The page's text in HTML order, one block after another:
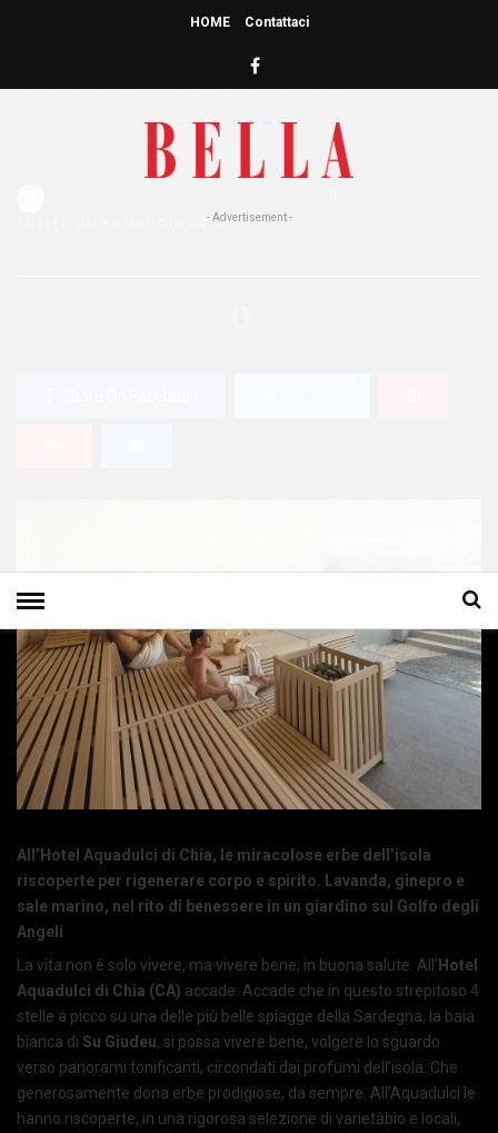
HOME Contattaci
- Advertisement -
Hotel Aquadulci di Chia:
sognando un massaggio al
sapore di Sardegna
POSTED ON 30 MAGGIO 2016
All’Hotel Aquadulci di Chia, le miracolose erbe dell’isola
riscoperte per rigenerare corpo e spirito. Lavanda, ginepro e
sale marino, nel rito di benessere in un giardino sul Golfo degli
Angeli
La vita non è solo vivere, ma vivere bene, in buona salute. All’ Hotel
Aquadulci di Chia (CA) accade. Accade che in questo strepitoso 4
stelle a picco su una delle più belle spiagge della Sardegna, la baia
bianca di Su Giudeu, si possa vivere bene, volgere lo sguardo
verso panorami tonificanti, circondati dai profumi dell’isola. Che
generosamente dona erbe prodigiose, da sempre. All’Aquadulci le
hanno riscoperte, in una rigorosa selezione di varietàbio e locali,